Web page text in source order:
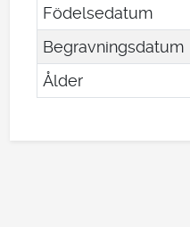
Födelsedatum
Begravningsdatum
Ålder